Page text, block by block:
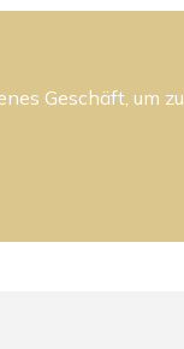
Geschäft, um zu